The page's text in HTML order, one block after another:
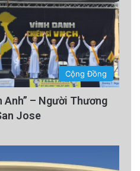
Cộng Đồng
Anh” – Người Thương
Jose